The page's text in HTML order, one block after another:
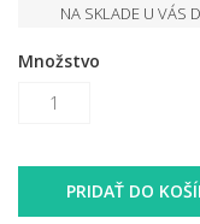
NA SKLADE U VÁS
Množstvo
PRIDAŤ DO